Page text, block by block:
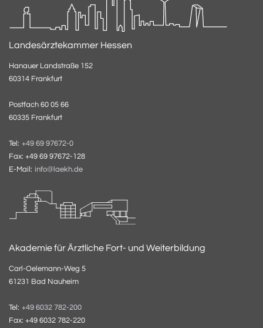
Landesärztekammer Hessen
Hanauer Landstraße 152
60314 Frankfurt
Postfach 60 05 66
60335 Frankfurt
Tel: +49 69 97672-0
Fax: +49 69 97672-128
E-Mail: info@laekh.de
Akademie für Ärztliche Fort- und Weiterbildung
Carl-Oelemann-Weg 5
61231 Bad Nauheim
Tel: +49 6032 782-200
Fax: +49 6032 782-220